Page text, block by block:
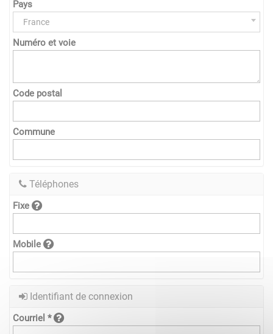
Pays
France
Numéro et voie
Code postal
Commune
Téléphones
Fixe
Mobile
Identifiant de connexion
Courriel *